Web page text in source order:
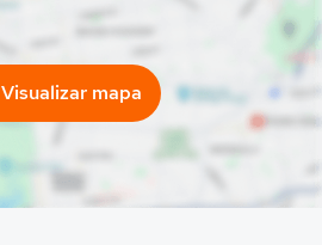
Visualizar mapa